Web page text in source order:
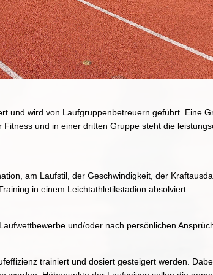
und wird von Laufgruppenbetreuern geführt. Eine
und in einer dritten Gruppe steht die
am Laufstil, der Geschwindigkeit, der
in einem Leichtathletikstadion absolviert.
und/oder nach persönlichen
trainiert und dosiert gesteigert werden.